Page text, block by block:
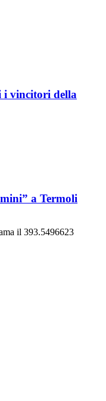
i vincitori della
a Termoli
il 393.5496623